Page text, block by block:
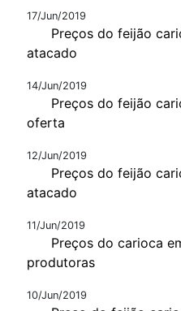
17/Jun/2019
Preços do feijão
atacado
14/Jun/2019
Preços do feijão
oferta
12/Jun/2019
Preços do feijão
atacado
11/Jun/2019
Preços do carioca
produtoras
10/Jun/2019